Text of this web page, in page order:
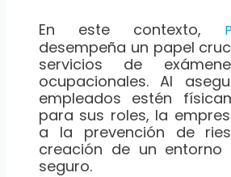
En este contexto,
desempeña un papel
servicios de
ocupacionales. Al
empleados estén
para sus roles, la
a la prevención de
creación de un entorno
seguro.